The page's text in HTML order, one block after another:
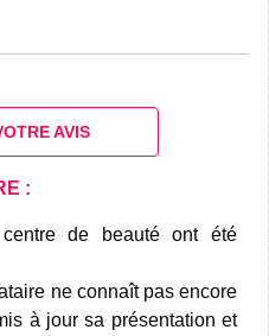
AVIS
:
de beauté ont été
ne connaît pas encore
à jour sa présentation et